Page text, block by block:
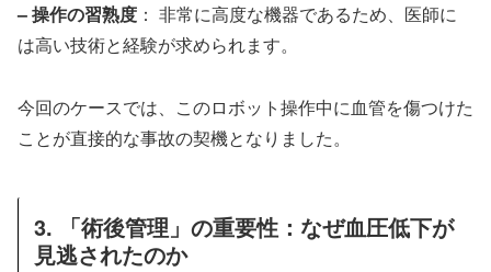
– 操作の習熟度 ： 非常に高度な機器であるため、医師に
は高い技術と経験が求められます。
今回のケースでは、このロボット操作中に血管を傷つけた
ことが直接的な事故の契機となりました。
3. 「術後管理」の重要性：なぜ血圧低下が
見逃されたのか